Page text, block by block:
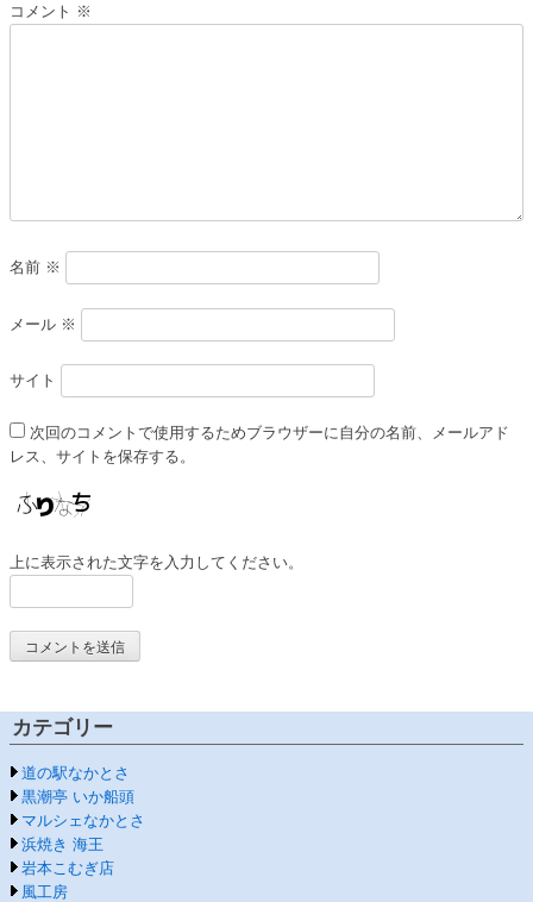
コメント ※
名前 ※
メール ※
サイト
次回のコメントで使用するためブラウザーに自分の名前、メールアド
レス、サイトを保存する。
上に表示された文字を入力してください。
カテゴリー
道の駅なかとさ
黒潮亭 いか船頭
マルシェなかとさ
浜焼き 海王
岩本こむぎ店
風工房